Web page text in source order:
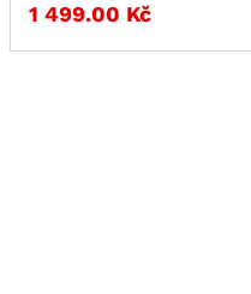
1 499.00 Kč